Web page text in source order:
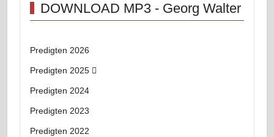
DOWNLOAD MP3 - Georg Walter
Predigten 2026
Predigten 2025
Predigten 2024
Predigten 2023
Predigten 2022